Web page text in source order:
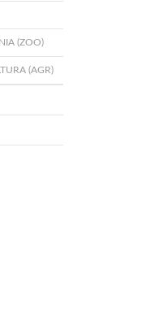
(ZOO)
(AGR)